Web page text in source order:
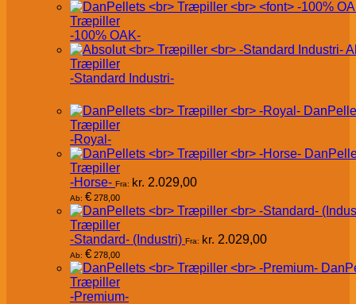
Træpiller
-100% OAK-
Træpiller
-Standard Industri-
Træpiller
-Royal-
Træpiller
-Horse- Fra: kr. 2.029,00
Ab: € 278,00
Træpiller
-Standard- (Industri) Fra: kr. 2.029,00
Ab: € 278,00
Træpiller
-Premium-